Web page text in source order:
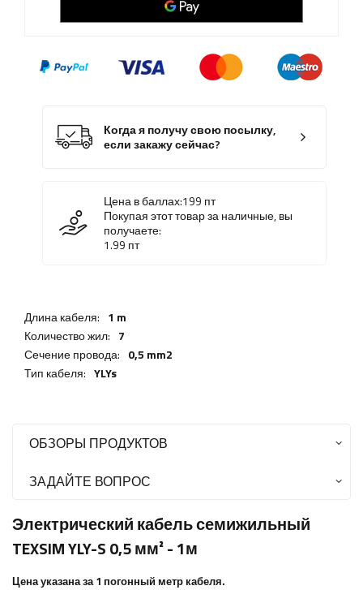
Когда я получу свою посылку,
если закажу сейчас?
Цена в баллах:199 пт
Покупая этот товар за наличные, вы
получаете:
1.99 пт
Длина кабеля: 1 m
Количество жил: 7
Сечение провода: 0,5 mm2
Тип кабеля: YLYs
ОБЗОРЫ ПРОДУКТОВ
ЗАДАЙТЕ ВОПРОС
Электрический кабель семижильный
TEXSIM YLY-S 0,5 мм² - 1м
Цена указана за 1 погонный метр кабеля.